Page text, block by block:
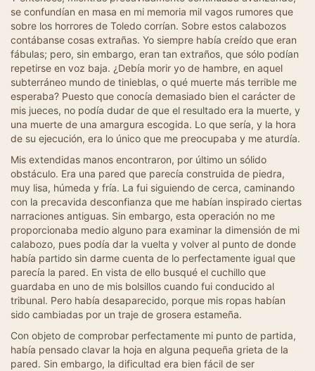
se confundían en masa en mi memoria mil vagos rumores que
sobre los horrores de Toledo corrían. Sobre estos calabozos
contábanse cosas extrañas. Yo siempre había creído que eran
fábulas; pero, sin embargo, eran tan extraños, que sólo podían
repetirse en voz baja. ¿Debía morir yo de hambre, en aquel
subterráneo mundo de tinieblas, o qué muerte más terrible me
esperaba? Puesto que conocía demasiado bien el carácter de
mis jueces, no podía dudar de que el resultado era la muerte, y
una muerte de una amargura escogida. Lo que sería, y la hora
de su ejecución, era lo único que me preocupaba y me aturdía.
Mis extendidas manos encontraron, por último un sólido
obstáculo. Era una pared que parecía construida de piedra,
muy lisa, húmeda y fría. La fui siguiendo de cerca, caminando
con la precavida desconfianza que me habían inspirado ciertas
narraciones antiguas. Sin embargo, esta operación no me
proporcionaba medio alguno para examinar la dimensión de mi
calabozo, pues podía dar la vuelta y volver al punto de donde
había partido sin darme cuenta de lo perfectamente igual que
parecía la pared. En vista de ello busqué el cuchillo que
guardaba en uno de mis bolsillos cuando fui conducido al
tribunal. Pero había desaparecido, porque mis ropas habían
sido cambiadas por un traje de grosera estameña.
Con objeto de comprobar perfectamente mi punto de partida,
había pensado clavar la hoja en alguna pequeña grieta de la
pared. Sin embargo, la dificultad era bien fácil de ser